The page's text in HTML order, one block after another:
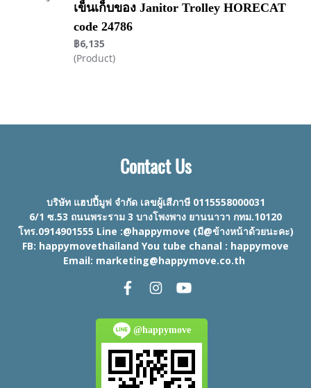
เข็นเก็บของ Janitor Trolley HORECAT
code 24786
฿6,135
(Product)
Contact Us
บริษัท แฮปปี้มูฟ จำกัด เลขผู้เสีภาษี 0115558000031
6/1 ซ.53 ถนนพระราม 3 บางโพงพาง ยานนาวา กทม.10120
โทร.0914901555 Line :@happymove (มี@ข้างหน้าด้วยนะคะ)
FB: happymovethailand You tube chanal : happymove
Email: marketing@happymove.co.th
@happymove